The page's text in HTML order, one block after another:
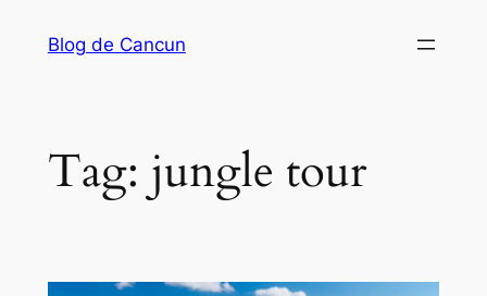
Blog de Cancun
Tag: jungle tour